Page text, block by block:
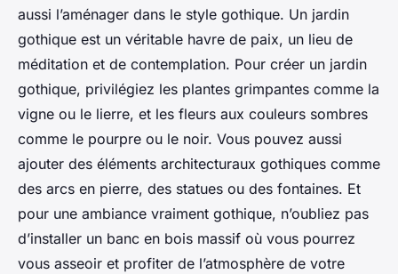
aussi l’aménager dans le style gothique. Un jardin
gothique est un véritable havre de paix, un lieu de
méditation et de contemplation. Pour créer un jardin
gothique, privilégiez les plantes grimpantes comme la
vigne ou le lierre, et les fleurs aux couleurs sombres
comme le pourpre ou le noir. Vous pouvez aussi
ajouter des éléments architecturaux gothiques comme
des arcs en pierre, des statues ou des fontaines. Et
pour une ambiance vraiment gothique, n’oubliez pas
d’installer un banc en bois massif où vous pourrez
vous asseoir et profiter de l’atmosphère de votre